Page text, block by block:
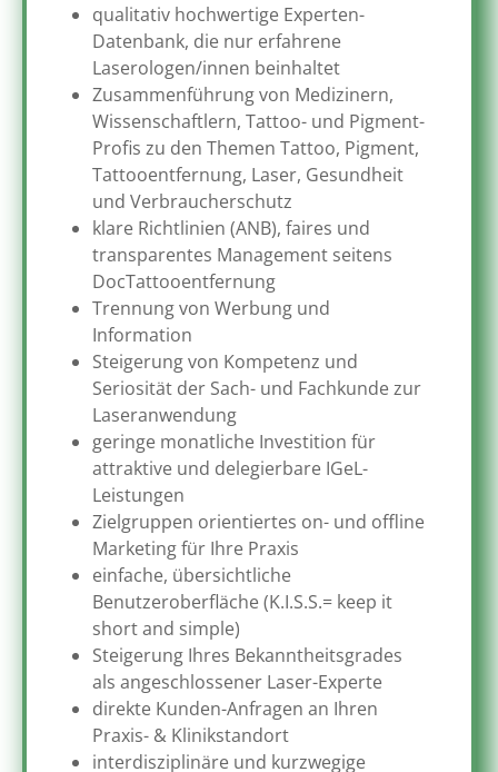
qualitativ hochwertige Experten-
Datenbank, die nur erfahrene
Laserologen/innen beinhaltet
Zusammenführung von Medizinern,
Wissenschaftlern, Tattoo- und Pigment-
Profis zu den Themen Tattoo, Pigment,
Tattooentfernung, Laser, Gesundheit
und Verbraucherschutz
klare Richtlinien (ANB), faires und
transparentes Management seitens
DocTattooentfernung
Trennung von Werbung und
Information
Steigerung von Kompetenz und
Seriosität der Sach- und Fachkunde zur
Laseranwendung
geringe monatliche Investition für
attraktive und delegierbare IGeL-
Leistungen
Zielgruppen orientiertes on- und offline
Marketing für Ihre Praxis
einfache, übersichtliche
Benutzeroberfläche (K.I.S.S.= keep it
short and simple)
Steigerung Ihres Bekanntheitsgrades
als angeschlossener Laser-Experte
direkte Kunden-Anfragen an Ihren
Praxis- & Klinikstandort
interdisziplinäre und kurzwegige